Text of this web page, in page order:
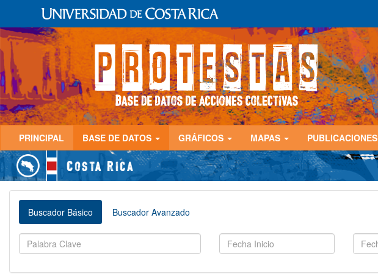
PRINCIPAL BASE DE DATOS GRÁFICOS MAPAS PUBLICACIONES
Buscador Básico Buscador Avanzado